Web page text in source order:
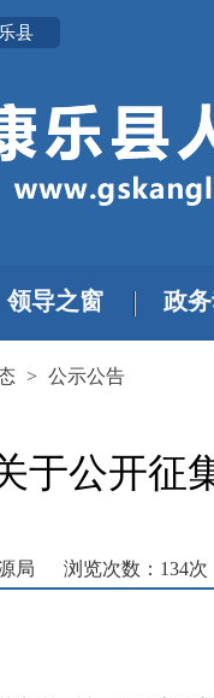
县
领导之窗 政
> 公示公告
于公开征
局 浏览次数： 134次